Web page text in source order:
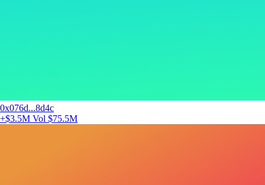
0x076d...8d4c
+$3.5M Vol $75.5M